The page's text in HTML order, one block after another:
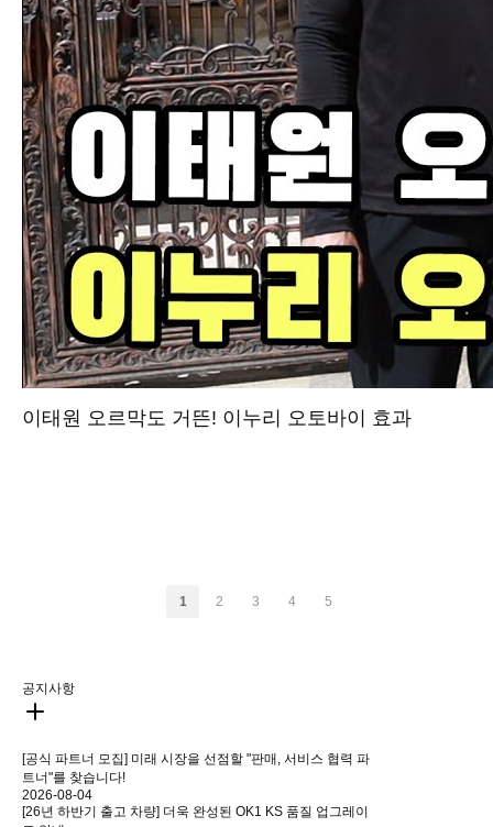
이태원 오르막도 거뜬! 이누리 오토바이 효과
1 2 3 4 5
공지사항
[공식 파트너 모집] 미래 시장을 선점할 "판매, 서비스 협력 파
트너"를 찾습니다!
2026-08-04
[26년 하반기 출고 차량] 더욱 완성된 OK1 KS 품질 업그레이